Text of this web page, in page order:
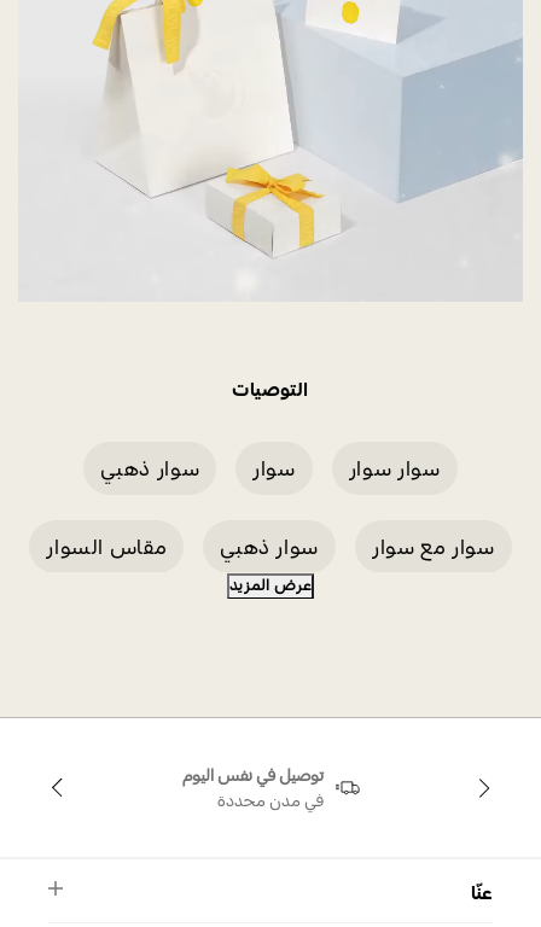
التوصيات
سوار سوار سوار سوار ذهبي
سوار مع سوار سوار ذهبي مقاس السوار
عرض المزيد
توصيل في نفس اليوم
في مدن محددة
عنّا